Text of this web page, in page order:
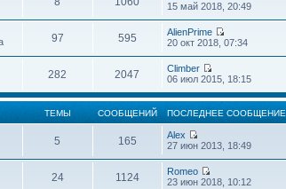
15 май 2018, 20:49
97 595
AlienPrime
20 окт 2018, 07:34
282 2047
Climber
06 июл 2015, 18:15
ТЕМЫ СООБЩЕНИЙ ПОСЛЕДНЕЕ СООБЩЕНИЕ
5 165
Alex
27 июн 2013, 18:49
24 1124
Romeo
23 июн 2018, 10:12